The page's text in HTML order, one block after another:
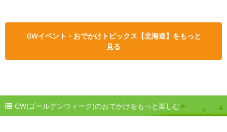
GWイベント・おでかけトピックス【北海道】をもっと
見る
GW(ゴールデンウィーク)のおでかけをもっと楽しむ